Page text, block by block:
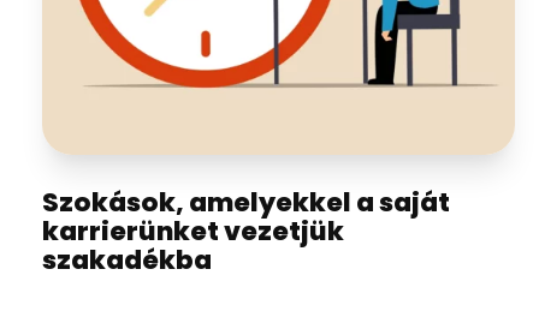
Szokások, amelyekkel a saját
karrierünket vezetjük
szakadékba